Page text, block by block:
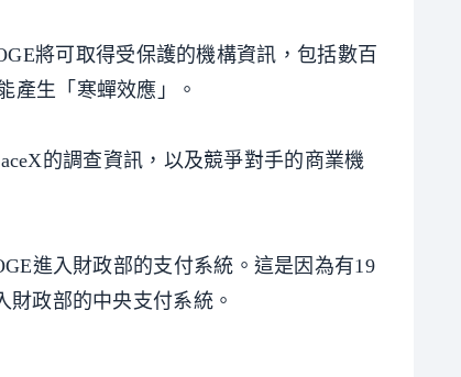
將可取得受保護的機構資訊，包括數百
產生「寒蟬效應」。
的調查資訊，以及競爭對手的商業機
進入財政部的支付系統。這是因為有19
政部的中央支付系統。